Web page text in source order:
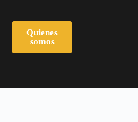
Quienes
somos